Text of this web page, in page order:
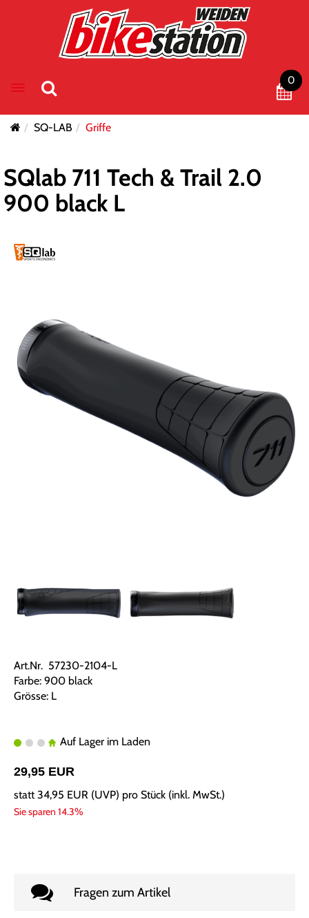
Toggle navigation
0
SQ-LAB Griffe
SQlab 711 Tech & Trail 2.0
900 black L
Art.Nr. 57230-2104-L
Farbe: 900 black
Grösse: L
Auf Lager im Laden
29,95 EUR
statt34,95 EUR (UVP) pro Stück (inkl. MwSt.)
Sie sparen 14.3%
Fragen zum Artikel